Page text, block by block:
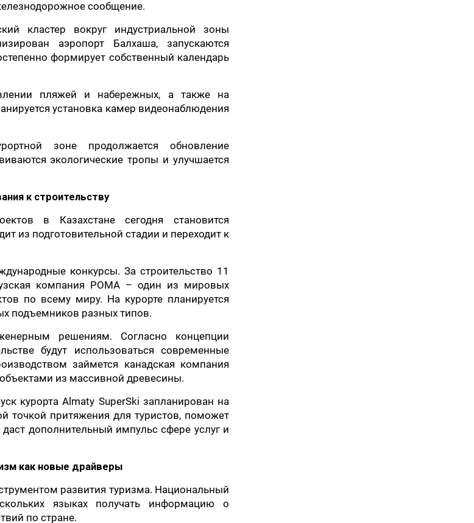
сообщение.
кластер вокруг индустриальной зоны
аэропорт Балхаша, запускаются
формирует собственный календарь
пляжей и набережных, а также на
установка камер видеонаблюдения
зоне продолжается обновление
экологические тропы и улучшается
к строительству
в Казахстане сегодня становится
из подготовительной стадии и переходит к
конкурсы. За строительство 11
компания POMA – один из мировых
по всему миру. На курорте планируется
подъемников разных типов.
решениям. Согласно концепции
будут использоваться современные
займется канадская компания
из массивной древесины.
курорта Almaty SuperSki запланирован на
точкой притяжения для туристов, поможет
дополнительный импульс сфере услуг и
как новые драйверы
развития туризма. Национальный
языках получать информацию о
по стране.